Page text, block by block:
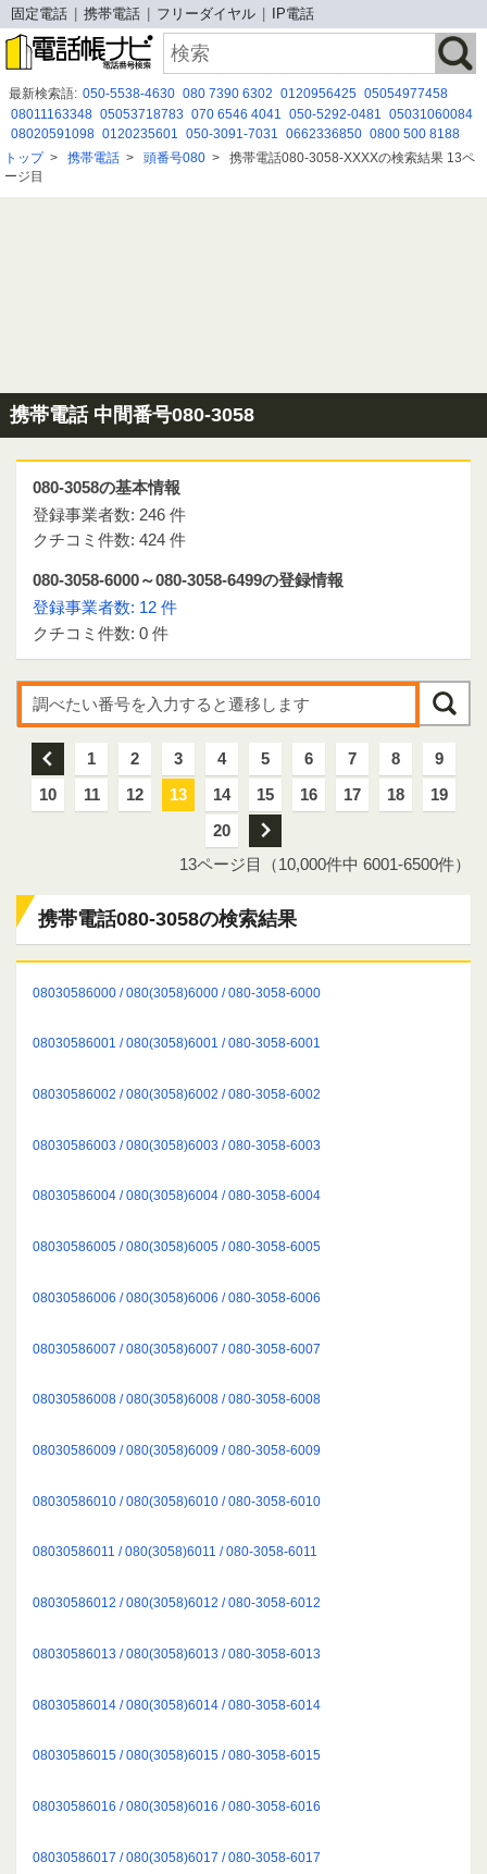
固定電話 携帯電話 フリーダイヤル IP電話
最新検索語: 050-5538-4630 080 7390 6302 0120956425 05054977458
08011163348 05053718783 070 6546 4041 050-5292-0481
05031060084
08020591098 0120235601 050-3091-7031 0662336850 0800 500 8188
05035030177 08068545495 0362753286 0664920601 0963554571
05030858915
トップ> 携帯電話 > 頭番号080 > 携帯電話080-3058-XXXXの検索結果 13ペ
ージ目
携帯電話 中間番号080-3058
080-3058の基本情報
登録事業者数: 246 件
クチコミ件数: 424 件
080-3058-6000～080-3058-6499の登録情報
登録事業者数: 12 件
クチコミ件数: 0 件
前 1 2 3 4 5 6 7 8
9
10
11 12 13 14 15 16 17 18
19
20
次
13ページ目（10,000件中 6001-6500件）
携帯電話080-3058の検索結果
08030586000 / 080(3058)6000 / 080-3058-6000
08030586001 / 080(3058)6001 / 080-3058-6001
08030586002 / 080(3058)6002 / 080-3058-6002
08030586003 / 080(3058)6003 / 080-3058-6003
08030586004 / 080(3058)6004 / 080-3058-6004
08030586005 / 080(3058)6005 / 080-3058-6005
08030586006 / 080(3058)6006 / 080-3058-6006
08030586007 / 080(3058)6007 / 080-3058-6007
08030586008 / 080(3058)6008 / 080-3058-6008
08030586009 / 080(3058)6009 / 080-3058-6009
08030586010 / 080(3058)6010 / 080-3058-6010
08030586011 / 080(3058)6011 / 080-3058-6011
08030586012 / 080(3058)6012 / 080-3058-6012
08030586013 / 080(3058)6013 / 080-3058-6013
08030586014 / 080(3058)6014 / 080-3058-6014
08030586015 / 080(3058)6015 / 080-3058-6015
08030586016 / 080(3058)6016 / 080-3058-6016
08030586017 / 080(3058)6017 / 080-3058-6017